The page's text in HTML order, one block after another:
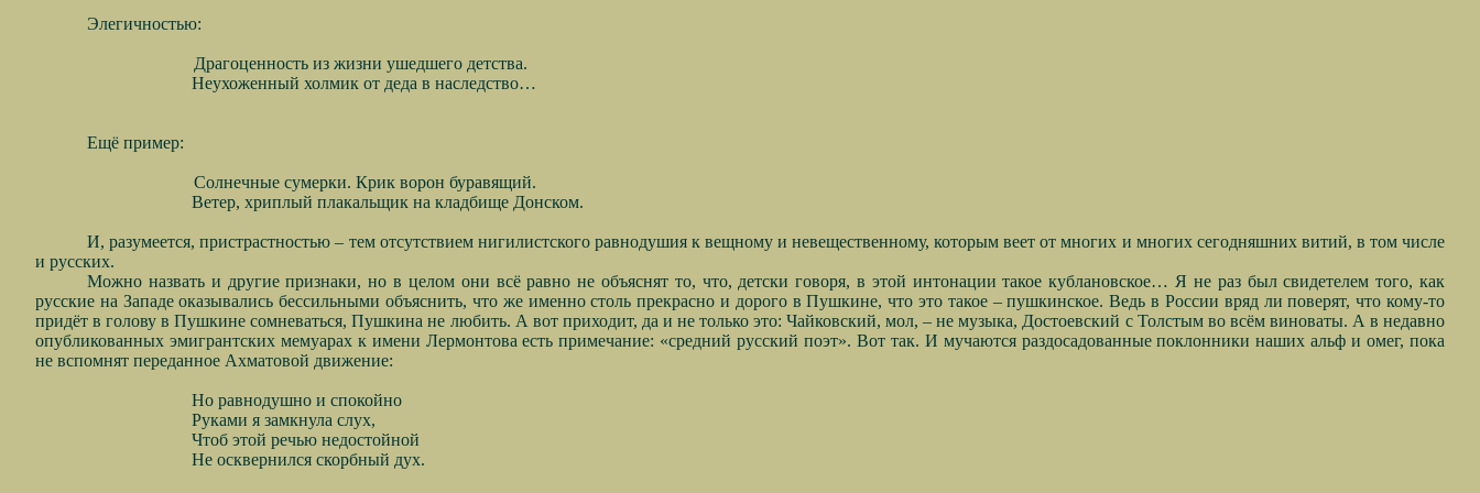
Элегичностью:
Драгоценность из жизни ушедшего детства.
Неухоженный холмик от деда в наследство…
Ещё пример:
Солнечные сумерки. Крик ворон буравящий.
Ветер, хриплый плакальщик на кладбище Донском.
И, разумеется, пристрастностью – тем отсутствием нигилистского равнодушия к вещному и невещественному, которым веет от многих и многих сегодняшних витий, в том числе
и русских.
Можно назвать и другие признаки, но в целом они всё равно не объяснят то, что, детски говоря, в этой интонации такое кублановское… Я не раз был свидетелем того, как
русские на Западе оказывались бессильными объяснить, что же именно столь прекрасно и дорого в Пушкине, что это такое – пушкинское. Ведь в России вряд ли поверят, что кому-то
придёт в голову в Пушкине сомневаться, Пушкина не любить. А вот приходит, да и не только это: Чайковский, мол, – не музыка, Достоевский с Толстым во всём виноваты. А в недавно
опубликованных эмигрантских мемуарах к имени Лермонтова есть примечание: «средний русский поэт». Вот так. И мучаются раздосадованные поклонники наших альф и омег, пока
не вспомнят переданное Ахматовой движение:
Но равнодушно и спокойно
Руками я замкнула слух,
Чтоб этой речью недостойной
Не осквернился скорбный дух.